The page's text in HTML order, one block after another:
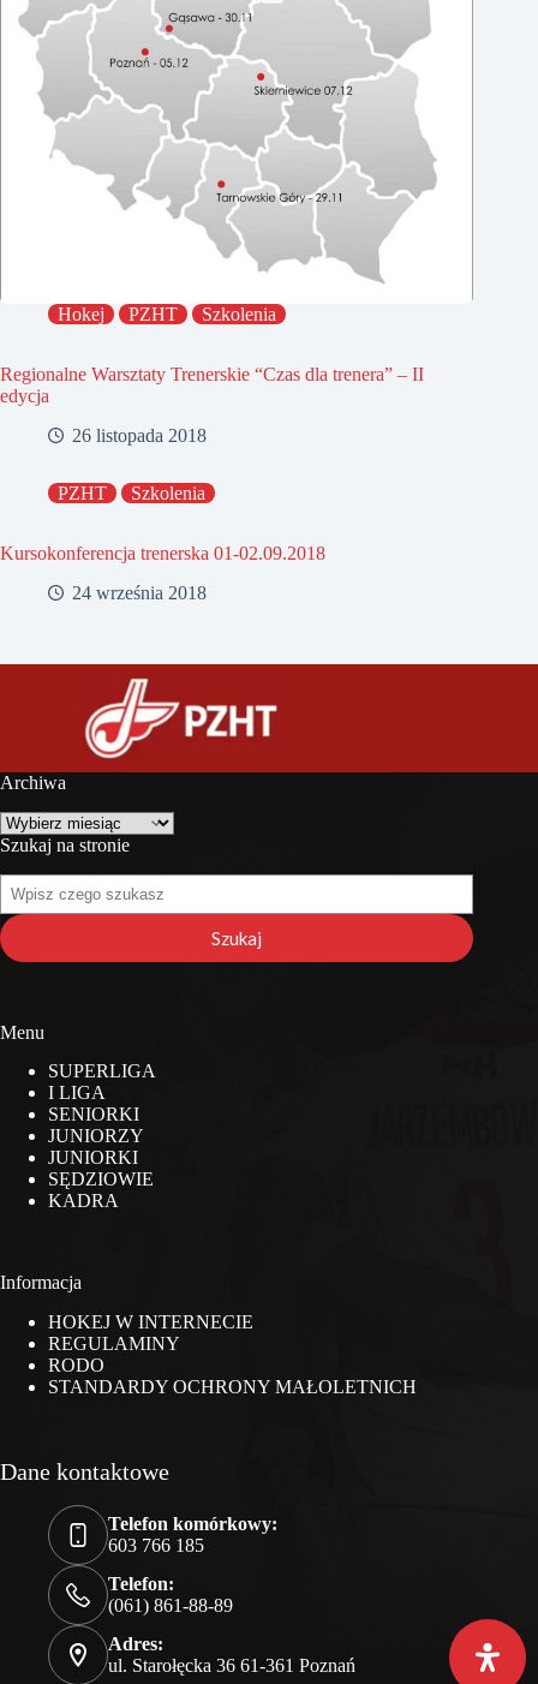
Hokej PZHT Szkolenia
Regionalne Warsztaty Trenerskie “Czas dla trenera” – II
edycja
26 listopada 2018
PZHT Szkolenia
Kursokonferencja trenerska 01-02.09.2018
24 września 2018
Archiwa
Archiwa
Szukaj na stronie
Szukaj
na
stronie
Szukaj
Menu
SUPERLIGA
I LIGA
SENIORKI
JUNIORZY
JUNIORKI
SĘDZIOWIE
KADRA
Informacja
HOKEJ W INTERNECIE
REGULAMINY
RODO
STANDARDY OCHRONY MAŁOLETNICH
Dane kontaktowe
Telefon komórkowy:
603 766 185
Telefon:
(061) 861-88-89
Adres:
ul. Starołęcka 36 61-361 Poznań